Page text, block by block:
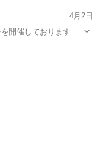
4月2日
開催しております。